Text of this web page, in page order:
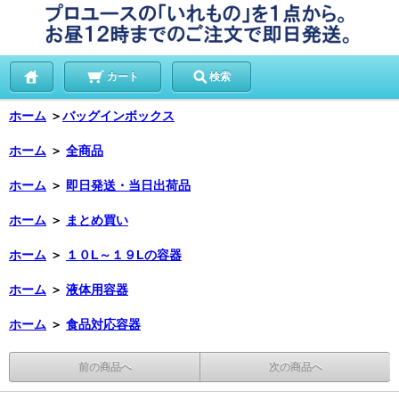
カート 検索
ホーム ＞バッグインボックス
ホーム ＞ 全商品
ホーム ＞ 即日発送・当日出荷品
ホーム ＞ まとめ買い
ホーム ＞ １０L～１９Lの容器
ホーム ＞ 液体用容器
ホーム ＞ 食品対応容器
前の商品へ 次の商品へ